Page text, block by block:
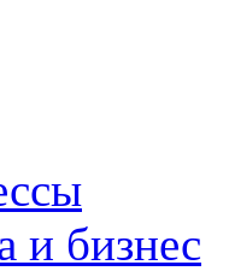
и бизнес